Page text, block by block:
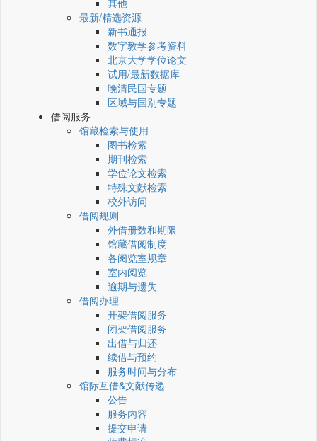
其他
最新/精选资源
新书通报
数字教学参考资料
北京大学学位论文
试用/最新数据库
晚清民国专题
区域与国别专题
借阅服务
馆藏检索与使用
图书检索
期刊检索
学位论文检索
特殊文献检索
校外访问
借阅规则
外借册数和期限
馆藏借阅制度
各阅览室规章
室内阅览
逾期与遗失
借阅办理
开架借阅服务
闭架借阅服务
出借与归还
续借与预约
服务时间与分布
馆际互借&文献传递
公告
服务内容
提交申请